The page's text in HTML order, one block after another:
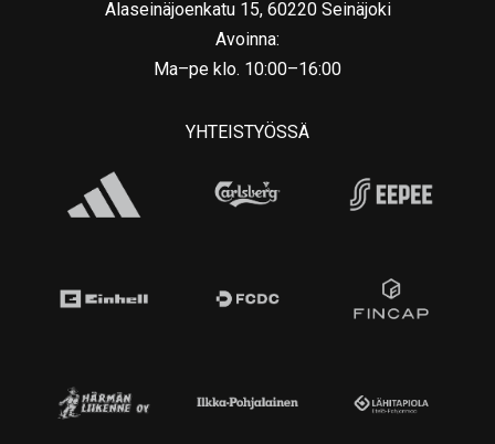
Alaseinäjoenkatu 15, 60220 Seinäjoki
Avoinna:
Ma–pe klo. 10:00–16:00
YHTEISTYÖSSÄ